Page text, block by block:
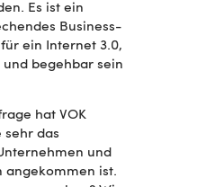
Es ist ein
Business-
ein Internet 3.0,
begehbar sein
hat VOK
sehr das
und
angekommen ist.